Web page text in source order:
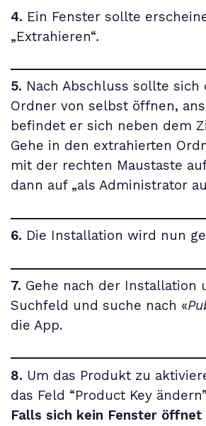
4. Ein Fenster sollte
„Extrahieren“.
5. Nach Abschluss sollte sich
Ordner von selbst öffnen,
befindet er sich neben dem
Gehe in den extrahierten
mit der rechten Maustaste
dann auf „als Administrator
6. Die Installation wird nun
7. Gehe nach der Installation
Suchfeld und suche nach «
die App.
8. Um das Produkt zu
das Feld “Product Key ändern”
Falls sich kein Fenster öffnet